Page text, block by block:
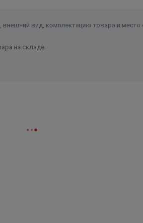
внешний вид, комплектацию товара и место
на складе.